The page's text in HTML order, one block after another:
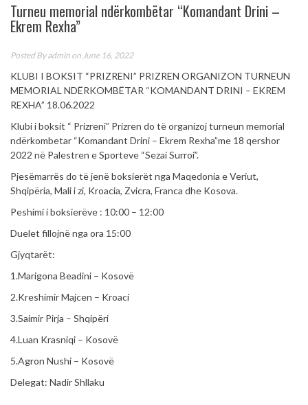
Turneu memorial ndërkombëtar “Komandant Drini –
Ekrem Rexha”
Posted Byadmin on June 16, 2022
KLUBI I BOKSIT “PRIZRENI” PRIZREN ORGANIZON TURNEUN
MEMORIAL NDËRKOMBËTAR “KOMANDANT DRINI – EKREM
REXHA” 18.06.2022
Klubi i boksit “ Prizreni” Prizren do të organizoj turneun memorial
ndërkombetar “Komandant Drini – Ekrem Rexha”me 18 qershor
2022 në Palestren e Sporteve “Sezai Surroi”.
Pjesëmarrës do të jenë boksierët nga Maqedonia e Veriut,
Shqipëria, Mali i zi, Kroacia, Zvicra, Franca dhe Kosova.
Peshimi i boksierëve : 10:00 – 12:00
Duelet fillojnë nga ora 15:00
Gjyqtarët:
1.Marigona Beadini – Kosovë
2.Kreshimir Majcen – Kroaci
3.Saimir Pirja – Shqipëri
4.Luan Krasniqi – Kosovë
5.Agron Nushi – Kosovë
Delegat: Nadir Shllaku